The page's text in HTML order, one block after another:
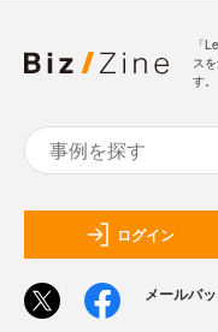
「
ス
す。
ログイン
メールバ